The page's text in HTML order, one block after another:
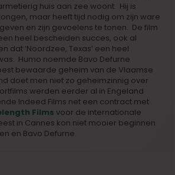
huis aan zee woont. Hij is
maar heeft tijd nodig om zijn ware
en zijn gevoelens te tonen. De film
heel bescheiden succes, ook al
dat ‘Noordzee, Texas’ een heel
Humo noemde Bavo Defurne
bewaarde geheim van de Vlaamse
doet men niet zo geheimzinnig over
werden eerder al in Engeland
Indeed Films net een contract met
Films voor de internationale
in Cannes kon niet mooier beginnen
en Bavo Defurne.